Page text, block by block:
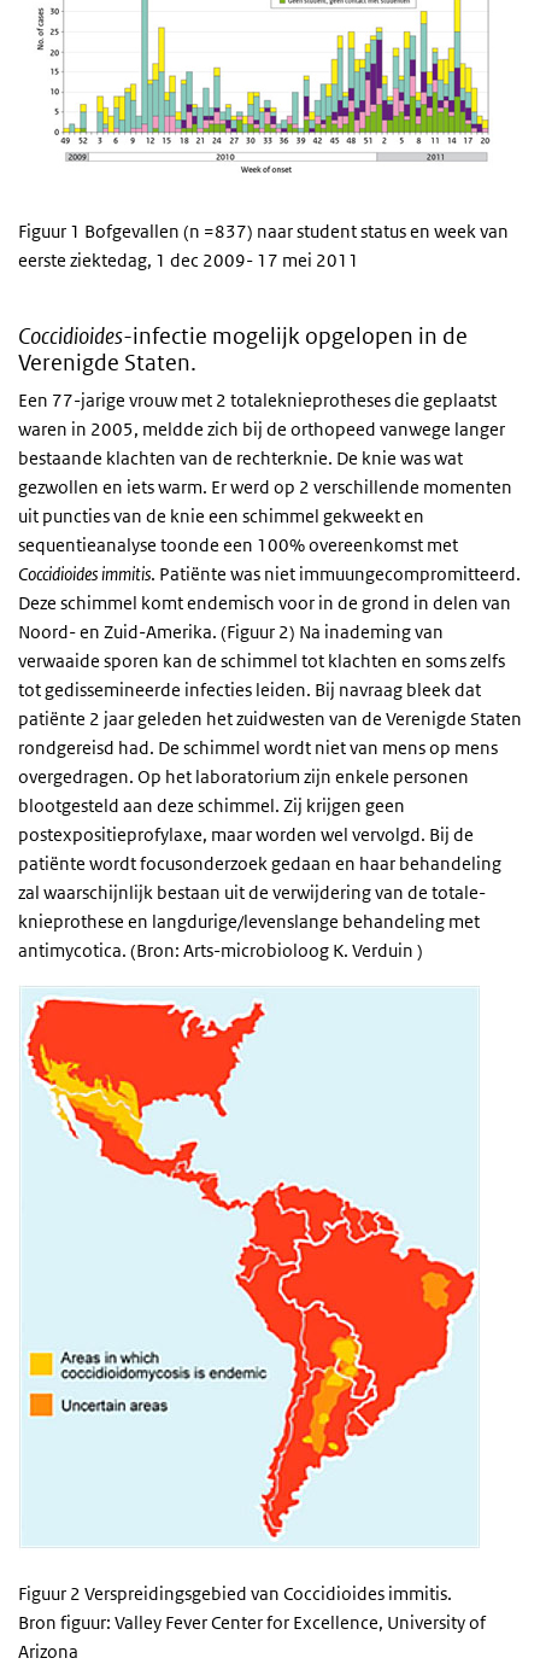
Figuur 1 Bofgevallen (n =837) naar student status en week van
eerste ziektedag, 1 dec 2009- 17 mei 2011
Coccidioides-infectie mogelijk opgelopen in de
Verenigde Staten.
Een 77-jarige vrouw met 2 totaleknieprotheses die geplaatst
waren in 2005, meldde zich bij de orthopeed vanwege langer
bestaande klachten van de rechterknie. De knie was wat
gezwollen en iets warm. Er werd op 2 verschillende momenten
uit puncties van de knie een schimmel gekweekt en
sequentieanalyse toonde een 100% overeenkomst met
Coccidioides immitis. Patiënte was niet immuungecompromitteerd.
Deze schimmel komt endemisch voor in de grond in delen van
Noord- en Zuid-Amerika. (Figuur 2) Na inademing van
verwaaide sporen kan de schimmel tot klachten en soms zelfs
tot gedissemineerde infecties leiden. Bij navraag bleek dat
patiënte 2 jaar geleden het zuidwesten van de Verenigde Staten
rondgereisd had. De schimmel wordt niet van mens op mens
overgedragen. Op het laboratorium zijn enkele personen
blootgesteld aan deze schimmel. Zij krijgen geen
postexpositieprofylaxe, maar worden wel vervolgd. Bij de
patiënte wordt focusonderzoek gedaan en haar behandeling
zal waarschijnlijk bestaan uit de verwijdering van de totale-
knieprothese en langdurige/levenslange behandeling met
antimycotica. (Bron: Arts-microbioloog K. Verduin )
Figuur 2 Verspreidingsgebied van Coccidioides immitis.
Bron figuur: Valley Fever Center for Excellence, University of
Arizona